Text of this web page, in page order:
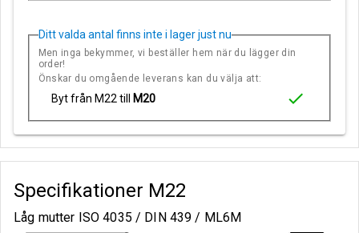
Ditt valda antal finns inte i lager just nu
Men inga bekymmer, vi beställer hem när du lägger din
order!
Önskar du omgående leverans kan du välja att:
Byt från M22 till M20 check
Specifikationer M22
Låg mutter ISO 4035 / DIN 439 / ML6M